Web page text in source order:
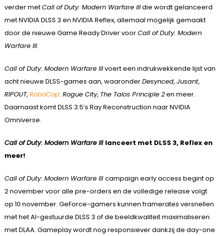
verder metCall of Duty: Modern Warfare IIIdie wordt gelanceerd
met NVIDIA DLSS 3 en NVIDIA Reflex, allemaal mogelijk gemaakt
door de nieuwe Game Ready Driver voorCall of Duty: Modern
Warfare III.
Call of Duty: Modern Warfare IIIvoert een indrukwekkende lijst van
acht nieuwe DLSS-games aan, waaronderDesynced, Jusant,
RIPOUT, RoboCop: Rogue City, The Talos Principle 2en meer.
Daarnaast komt DLSS 3.5’s Ray Reconstruction naar NVIDIA
Omniverse.
Call of Duty: Modern Warfare III lanceert met DLSS 3, Reflex en
meer!
Call of Duty: Modern Warfare III campaign early access begint op
2 november voor alle pre-orders en de volledige release volgt
op 10 november. GeForce-gamers kunnen framerates versnellen
met het AI-gestuurde DLSS 3 of de beeldkwaliteit maximaliseren
met DLAA. Gameplay wordt nog responsiever dankzij de day-one